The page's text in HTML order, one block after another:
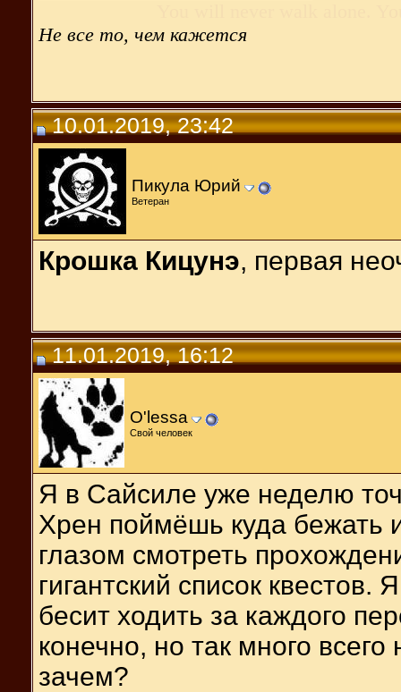
Не все то, чем кажется
10.01.2019, 23:42
Пикула Юрий
Ветеран
Крошка Кицунэ, первая
11.01.2019, 16:12
O'lessa
Свой человек
Я в Сайсиле уже неделю
Хрен поймёшь куда бежать
глазом смотреть
гигантский список
бесит ходить за каждого
конечно, но так много
зачем?